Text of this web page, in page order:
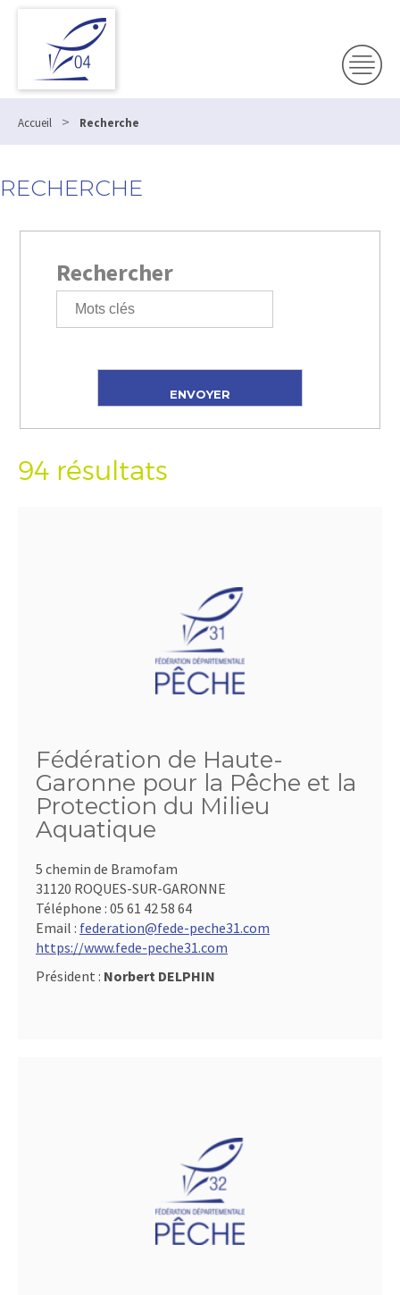
Accueil > Recherche
RECHERCHE
Rechercher
94 résultats
Fédération de Haute-
Garonne pour la Pêche et la
Protection du Milieu
Aquatique
5 chemin de Bramofam
31120 ROQUES-SUR-GARONNE
Téléphone : 05 61 42 58 64
Email : federation@fede-peche31.com
https://www.fede-peche31.com
Président : Norbert DELPHIN